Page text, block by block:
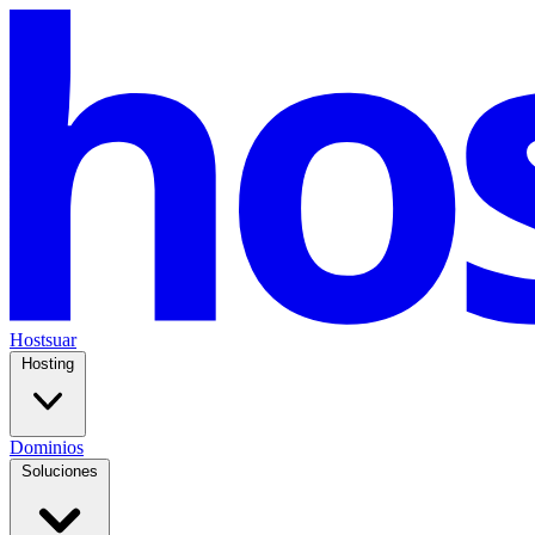
Hostsuar
Hosting
Dominios
Soluciones